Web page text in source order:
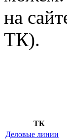
на
ТК).
ТК
Деловые линии